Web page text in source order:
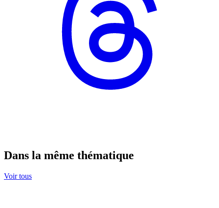
Dans la même thématique
Voir tous